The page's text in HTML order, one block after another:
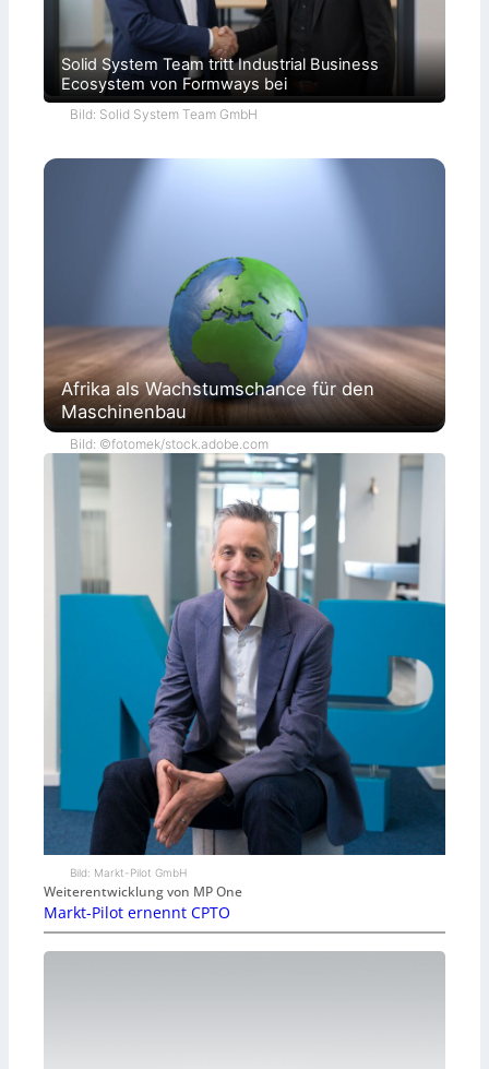
Solid System Team tritt Industrial Business
Ecosystem von Formways bei
Bild: Solid System Team GmbH
Afrika als Wachstumschance für den
Maschinenbau
Bild: ©fotomek/stock.adobe.com
Bild: Markt-Pilot GmbH
Weiterentwicklung von MP One
Markt-Pilot ernennt CPTO